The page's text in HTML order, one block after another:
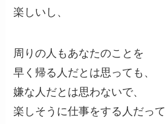
楽しいし、
周りの人もあなたのことを
早く帰る人だとは思っても、
嫌な人だとは思わないで、
楽しそうに仕事をする人だって